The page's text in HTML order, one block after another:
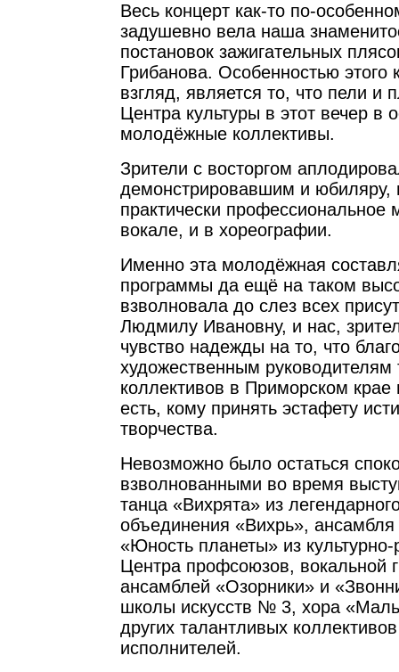
Весь концерт как-то по-
задушевно вела наша
постановок зажигательных
Грибанова. Особенностью этого
взгляд, является то, что пели и
Центра культуры в этот вечер в
молодёжные коллективы.
Зрители с восторгом
демонстрировавшим и юбиляру,
практически профессиональное
вокале, и в хореографии.
Именно эта молодёжная
программы да ещё на таком
взволновала до слез всех
Людмилу Ивановну, и нас,
чувство надежды на то, что
художественным руководителям
коллективов в Приморском
есть, кому принять эстафету
творчества.
Невозможно было остаться
взволнованными во время
танца «Вихрята» из
объединения «Вихрь», ансамбля
«Юность планеты» из культурно-
Центра профсоюзов, вокальной
ансамблей «Озорники» и
школы искусств № 3, хора
других талантливых
исполнителей.